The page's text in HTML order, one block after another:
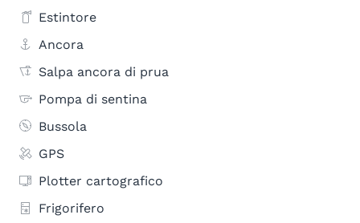
Estintore
Ancora
Salpa ancora di prua
Pompa di sentina
Bussola
GPS
Plotter cartografico
Frigorifero